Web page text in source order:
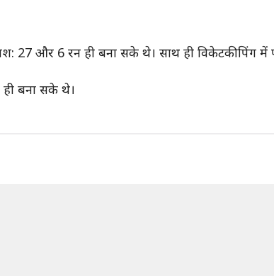
27 और 6 रन ही बना सके थे। साथ ही विकेटकीपिंग
बना सके थे।